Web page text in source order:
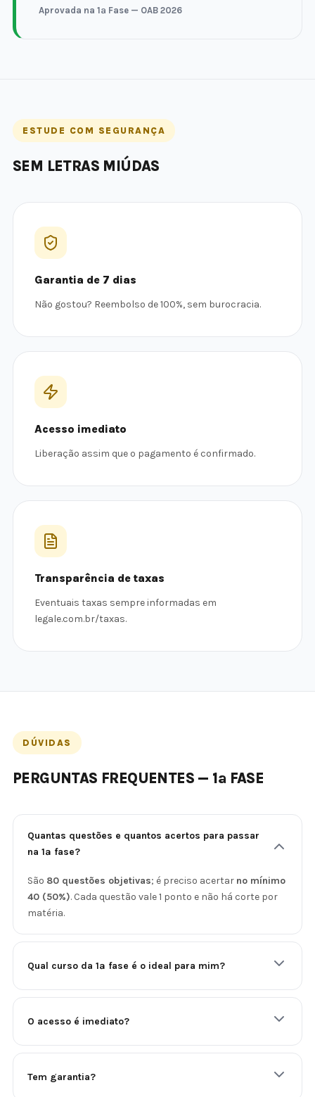
Aprovada na 1ª Fase — OAB 2026
ESTUDE COM SEGURANÇA
SEM LETRAS MIÚDAS
Garantia de 7 dias
Não gostou? Reembolso de 100%, sem burocracia.
Acesso imediato
Liberação assim que o pagamento é confirmado.
Transparência de taxas
Eventuais taxas sempre informadas em
legale.com.br/taxas.
DÚVIDAS
PERGUNTAS FREQUENTES — 1ª FASE
Quantas questões e quantos acertos para passar
na 1ª fase?
São 80 questões objetivas; é preciso acertar no mínimo
40 (50%). Cada questão vale 1 ponto e não há corte por
matéria.
Qual curso da 1ª fase é o ideal para mim?
O acesso é imediato?
Tem garantia?